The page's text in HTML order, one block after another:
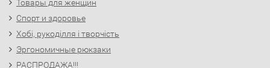
Товары для женщин
Спорт и здоровье
Хобі, рукоділля і творчість
Эргономичные рюкзаки
РАСПРОДАЖА!!!